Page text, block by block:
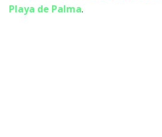
Playa de Palma.